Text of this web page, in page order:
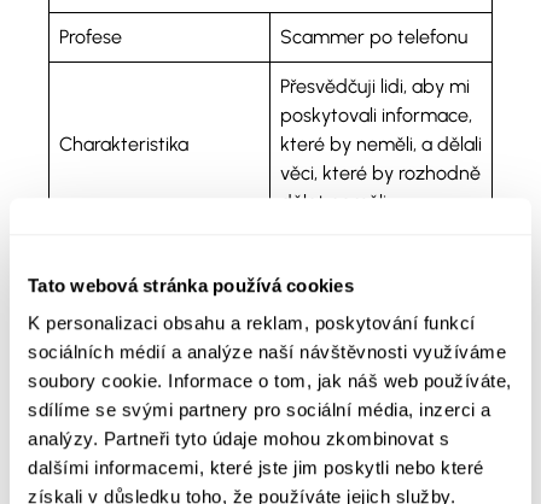
Tato webová stránka používá cookies
K personalizaci obsahu a reklam, poskytování funkcí
sociálních médií a analýze naší návštěvnosti využíváme
soubory cookie. Informace o tom, jak náš web používáte,
sdílíme se svými partnery pro sociální média, inzerci a
analýzy. Partneři tyto údaje mohou zkombinovat s
dalšími informacemi, které jste jim poskytli nebo které
získali v důsledku toho, že používáte jejich služby.
Profese Scammer po telefonu
Charakteristika
Přesvědčuji lidi, aby mi
poskytovali informace,
které by neměli, a dělali
věci, které by rozhodně
dělat neměli.
Továrna
Název továrny Call centrum
Hlavní cíl továrny Scamy po telefonu